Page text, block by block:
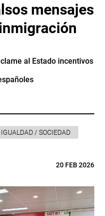
mensajes
al Estado incentivos
IGUALDAD / SOCIEDAD
Telegram20 FEB 2026